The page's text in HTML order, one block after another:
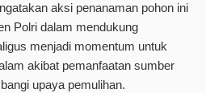
aksi penanaman pohon ini
Polri dalam mendukung
menjadi momentum untuk
akibat pemanfaatan sumber
upaya pemulihan.